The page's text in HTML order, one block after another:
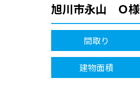
旭川市永山 Ｏ様
間取り
建物面積